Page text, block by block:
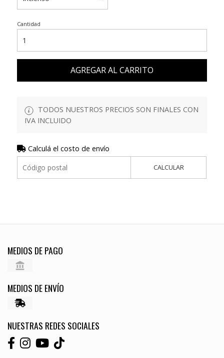
Cantidad
AGREGAR AL CARRITO
TODOS NUESTROS PRECIOS SON FINALES CON
IVA INCLUIDO
Calculá el costo de envío
CALCULAR
MEDIOS DE PAGO
MEDIOS DE ENVÍO
NUESTRAS REDES SOCIALES